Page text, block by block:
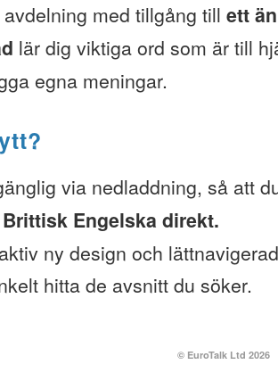
avdelning med tillgång till ett
lär dig viktiga ord som är till
egna meningar.
via nedladdning, så att
Engelska direkt.
ny design och
hitta de avsnitt du söker.
© EuroTalk Ltd 2026